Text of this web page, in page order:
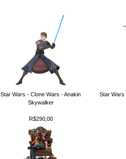
Star Wars - Clone Wars - Anakin
Skywalker
R$290,00
Star Wars